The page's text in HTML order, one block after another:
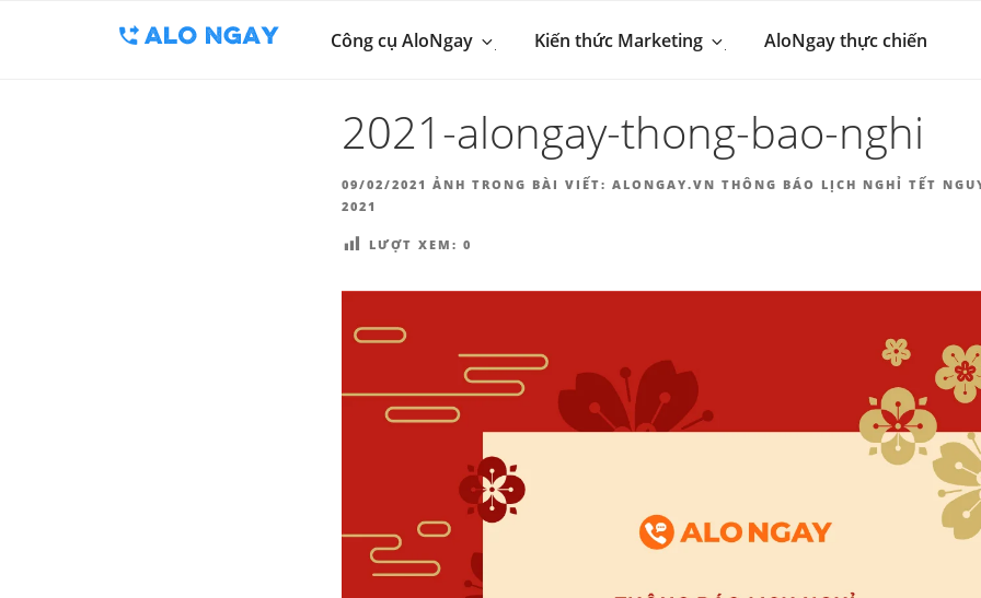
BLOG MARKETING & BÁN
Công cụ AloNgay
Kiến thức Marketing AloNgay thực chiến
2021-alongay-thong-bao-nghi
ĐĂNG
TRONG
09/02/2021 ẢNH TRONG BÀI VIẾT: ALONGAY.VN THÔNG BÁO LỊCH NGHỈ TẾT
2021
LƯỢT XEM: 0